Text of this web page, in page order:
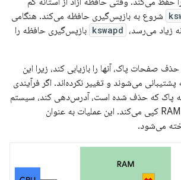
شروع به بازپس‌گیری حافظه می‌کند. هنگامی
زیاد می‌رسد، kswapd بازپس‌گیری حافظه را
حذف صفحات پاک، آنها را بازیابی کند، زیرا این
می‌شوند و تغییر نکرده‌اند. اگر فرآیندی
پاک که حذف شده است، آدرس‌دهی کند، سیستم
می‌شود.